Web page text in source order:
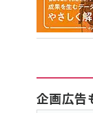
企画広告